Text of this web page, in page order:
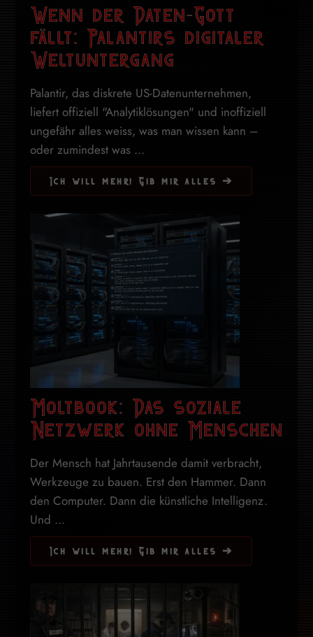
Wenn der Daten-Gott
fällt: Palantirs digitaler
Weltuntergang
Palantir, das diskrete US-Datenunternehmen,
liefert offiziell "Analytiklösungen" und inoffiziell
ungefähr alles weiss, was man wissen kann –
oder zumindest was ...
Ich will mehr! Gib mir alles ➔
Moltbook: Das soziale
Netzwerk ohne Menschen
Der Mensch hat Jahrtausende damit verbracht,
Werkzeuge zu bauen. Erst den Hammer. Dann
den Computer. Dann die künstliche Intelligenz.
Und ...
Ich will mehr! Gib mir alles ➔